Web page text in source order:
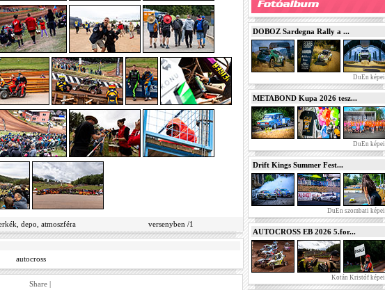
depo, atmoszféra versenyben /1
autocross
Share |
DOBOZ Sardegna Rally a ...
DuEn képei
METABOND Kupa 2026 tesz...
DuEn képei
Drift Kings Summer Fest...
DuEn szombati képei
AUTOCROSS EB 2026 5.for...
Kotán Kristóf képei